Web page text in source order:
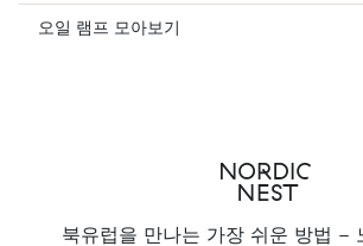
오일 램프 모아보기
북유럽을 만나는 가장 쉬운 방법 -